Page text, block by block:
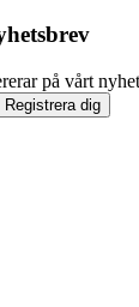
på vårt
Registrera dig